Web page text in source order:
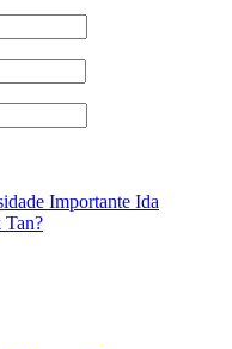
Importante Ida
Tan?